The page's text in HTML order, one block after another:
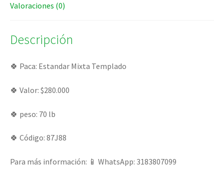
Valoraciones (0)
Descripción
‏🍀 Paca: Estandar Mixta Templado
🍀 Valor: $280.000
🍀 peso: 70 lb
🍀 Código: 87J88
Para más información: 📱 WhatsApp: 3183807099